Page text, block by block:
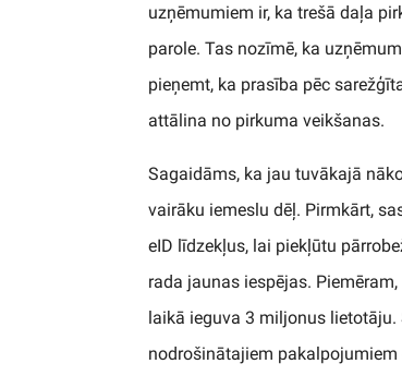
uzņēmumiem ir, ka trešā daļa
parole. Tas nozīmē, ka
pieņemt, ka prasība pēc
attālina no pirkuma veikšanas.
Sagaidāms, ka jau tuvākajā
vairāku iemeslu dēļ. Pirmkārt,
eID līdzekļus, lai piekļūtu
rada jaunas iespējas.
laikā ieguva 3 miljonus
nodrošinātajiem pakalpojumiem